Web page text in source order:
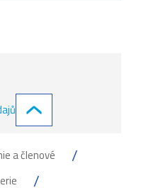
a členové